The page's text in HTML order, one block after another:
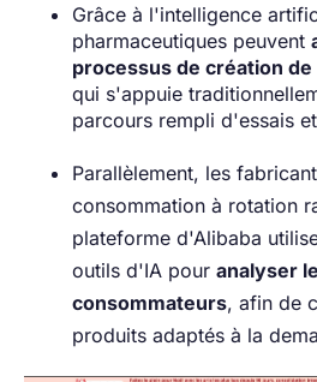
Grâce à l'intelligence
pharmaceutiques peuvent
processus de création
qui s'appuie
parcours rempli d'essais
Parallèlement, les
consommation à rotation
plateforme d'Alibaba
outils d'IA pour analyser
consommateurs, afin de
produits adaptés à la